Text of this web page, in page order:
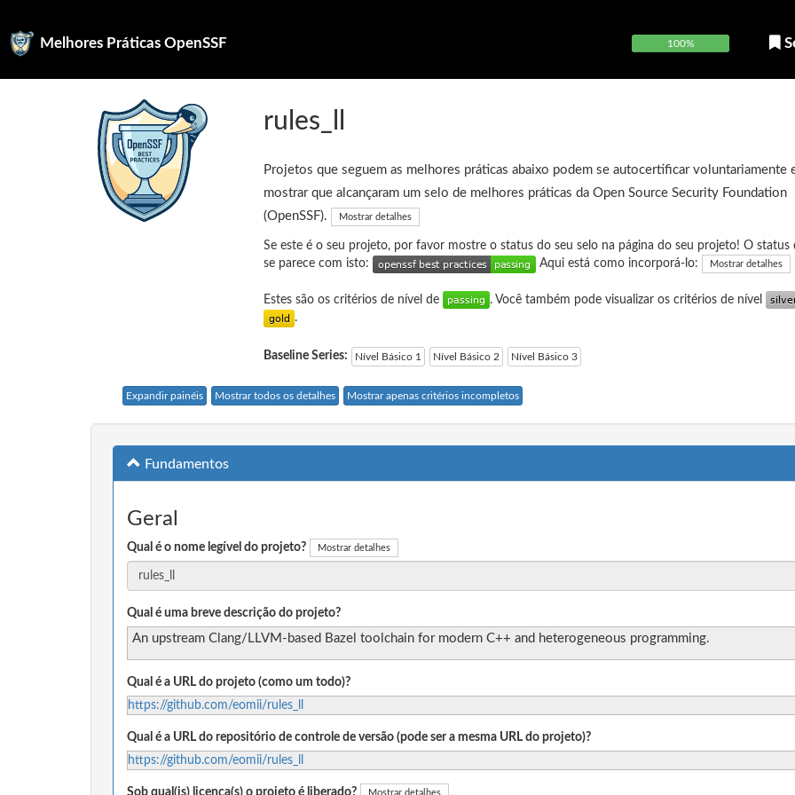
Melhores Práticas OpenSSF 100%
rules_ll
Projetos que seguem as melhores práticas abaixo podem se autocertificar voluntariamente
mostrar que alcançaram um selo de melhores práticas da Open Source Security Foundation
(OpenSSF).
Mostrar detalhes
Se este é o seu projeto, por favor mostre o status do seu selo na página do seu projeto! O status
se parece com isto:
Aqui está como incorporá-lo: Mostrar detalhes
Estes são os critérios de nível de . Você também pode visualizar os critérios de nível
.
Baseline Series: Nível Básico 1 Nível Básico 2 Nível Básico 3
Expandir painéis Mostrar todos os detalhes Mostrar apenas critérios incompletos
Fundamentos
Geral
Qual é o nome legível do projeto? Mostrar detalhes
Qual é uma breve descrição do projeto?
An upstream Clang/LLVM-based Bazel toolchain for modern C++ and heterogeneous programming.
Qual é a URL do projeto (como um todo)?
https://github.com/eomii/rules_ll
Qual é a URL do repositório de controle de versão (pode ser a mesma URL do projeto)?
https://github.com/eomii/rules_ll
Sob qual(is) licença(s) o projeto é liberado? Mostrar detalhes